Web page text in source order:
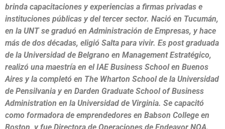
brinda capacitaciones y experiencias a firmas privadas e
instituciones públicas y del tercer sector. Nació en Tucumán,
en la UNT se graduó en Administración de Empresas, y hace
más de dos décadas, eligió Salta para vivir. Es post graduada
de la Universidad de Belgrano en Management Estratégico,
realizó una maestría en el IAE Business School en Buenos
Aires y la completó en The Wharton School de la Universidad
de Pensilvania y en Darden Graduate School of Business
Administration en la Universidad de Virginia. Se capacitó
como formadora de emprendedores en Babson College en